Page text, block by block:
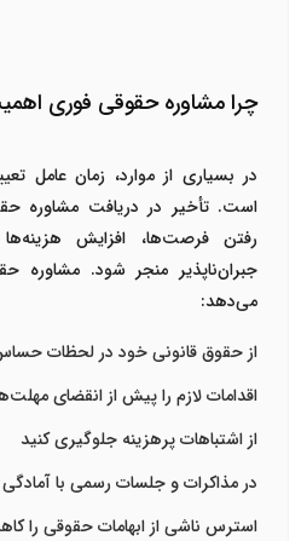
چرا مشاوره حقوقی فوری
در بسیاری از موارد، زمان عامل
است. تأخیر در دریافت مشاوره
رفتن فرصت‌ها، افزایش
جبران‌ناپذیر منجر شود. مشاوره
می‌دهد:
از حقوق قانونی خود در لحظات
اقدامات لازم را پیش از انقضای
از اشتباهات پرهزینه جلوگیری کنید
در مذاکرات و جلسات رسمی با
استرس ناشی از ابهامات حقوقی را